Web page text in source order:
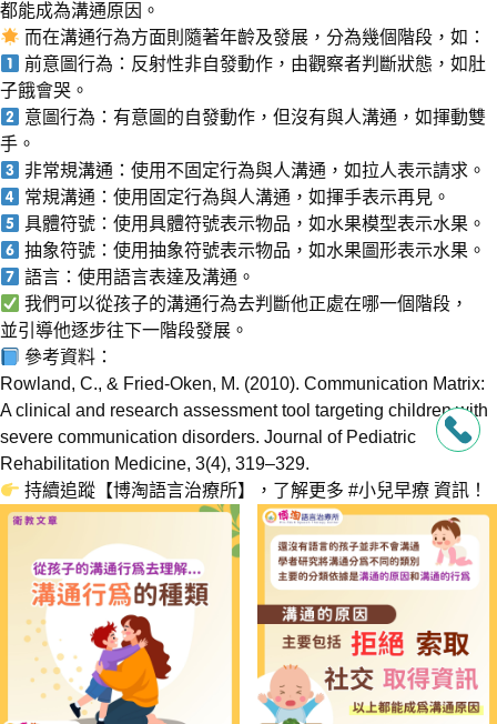
都能成為溝通原因。
而在溝通行為方面則隨著年齡及發展，分為幾個階段，如：
前意圖行為：反射性非自發動作，由觀察者判斷狀態，如肚
子餓會哭。
意圖行為：有意圖的自發動作，但沒有與人溝通，如揮動雙
手。
非常規溝通：使用不固定行為與人溝通，如拉人表示請求。
常規溝通：使用固定行為與人溝通，如揮手表示再見。
具體符號：使用具體符號表示物品，如水果模型表示水果。
抽象符號：使用抽象符號表示物品，如水果圖形表示水果。
語言：使用語言表達及溝通。
我們可以從孩子的溝通行為去判斷他正處在哪一個階段，
並引導他逐步往下一階段發展。
參考資料：
Rowland, C., & Fried-Oken, M. (2010). Communication Matrix:
A clinical and research assessment tool targeting children with
severe communication disorders. Journal of Pediatric
Rehabilitation Medicine, 3(4), 319–329.
持續追蹤【博淘語言治療所】，了解更多 #小兒早療 資訊！